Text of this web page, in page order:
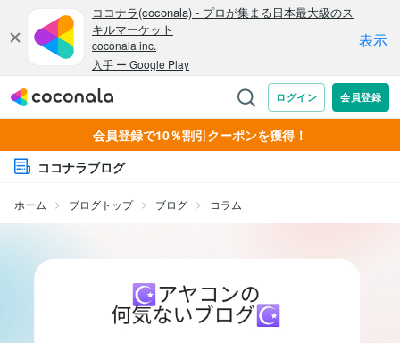
会員登録で10％割引クーポンを獲得！
ココナラブログ
ホーム ブログトップ ブログ コラム